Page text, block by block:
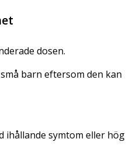
dosen.
barn eftersom den kan
ihållande symtom eller hög